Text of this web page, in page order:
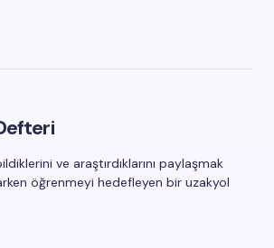
ve araştırdıklarını paylaşmak
öğrenmeyi hedefleyen bir uzakyol